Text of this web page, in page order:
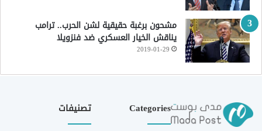
مشحون برغبة حقيقية لشن الحرب.. ترامب
يناقش الخيار العسكري ضد فنزويلا
2019-01-29
Categories تصنيفات